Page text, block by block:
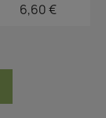
6,60 €